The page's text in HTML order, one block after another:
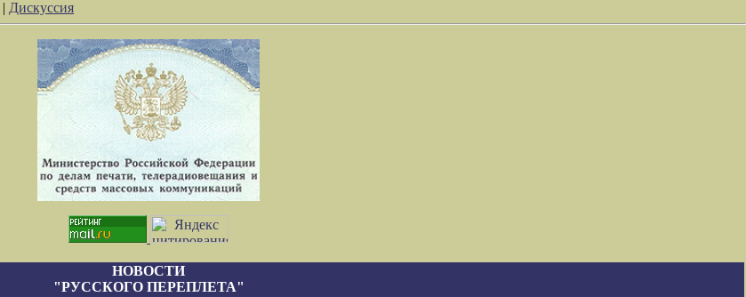
| Дискуссия
НОВОСТИ
"РУССКОГО ПЕРЕПЛЕТА"